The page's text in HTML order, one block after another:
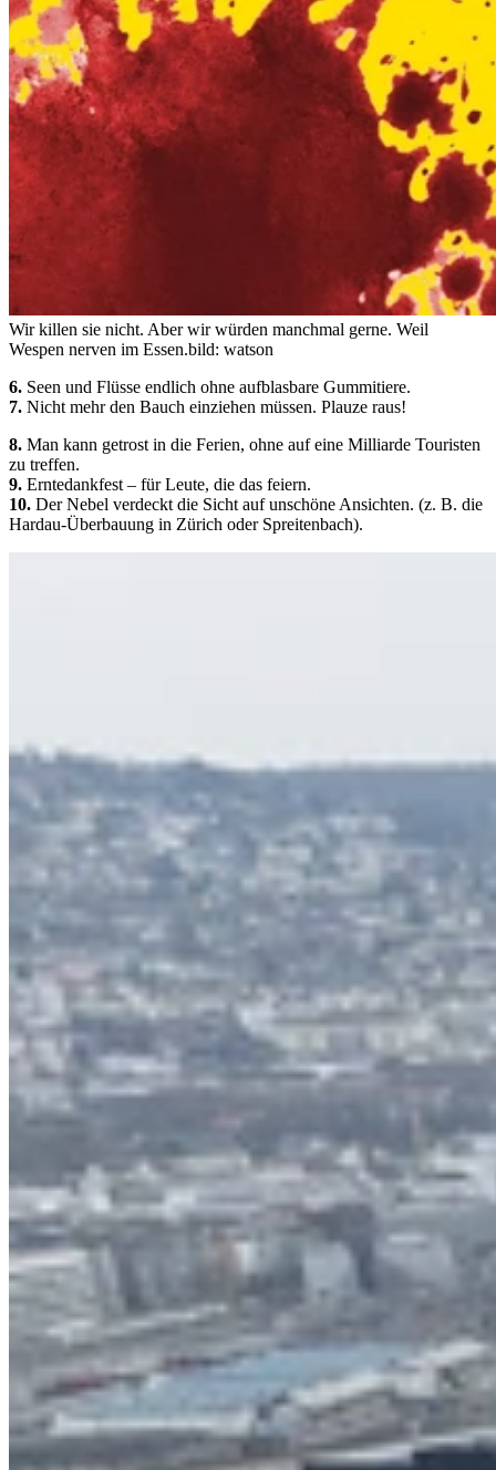
Wir killen sie nicht. Aber wir würden manchmal gerne. Weil
Wespen nerven im Essen.bild: watson
6. Seen und Flüsse endlich ohne aufblasbare Gummitiere.
7. Nicht mehr den Bauch einziehen müssen. Plauze raus!
8. Man kann getrost in die Ferien, ohne auf eine Milliarde Touristen
zu treffen.
9. Erntedankfest – für Leute, die das feiern.
10. Der Nebel verdeckt die Sicht auf unschöne Ansichten. (z. B. die
Hardau-Überbauung in Zürich oder Spreitenbach).